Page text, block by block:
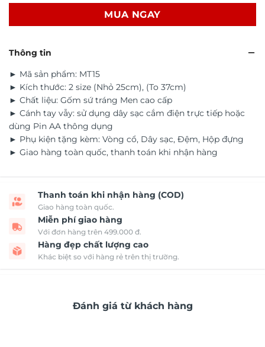
MUA NGAY
Thông tin
► Mã sản phẩm: MT15
► Kích thước: 2 size (Nhỏ 25cm), (To 37cm)
► Chất liệu: Gốm sứ tráng Men cao cấp
► Cánh tay vẫy: sử dụng dây sạc cắm điện trực tiếp hoặc
dùng Pin AA thông dụng
► Phụ kiện tặng kèm: Vòng cổ, Dây sạc, Đệm, Hộp đựng
► Giao hàng toàn quốc, thanh toán khi nhận hàng
Thanh toán khi nhận hàng (COD)
Giao hàng toàn quốc.
Miễn phí giao hàng
Với đơn hàng trên 499.000 đ.
Hàng đẹp chất lượng cao
Khác biệt so với hàng rẻ trên thị trường.
Đánh giá từ khách hàng